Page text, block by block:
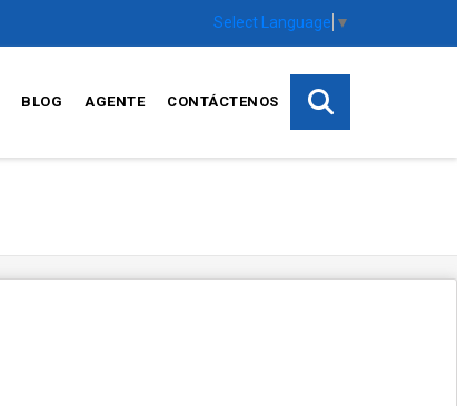
Select Language ▼
BLOG AGENTE CONTÁCTENOS